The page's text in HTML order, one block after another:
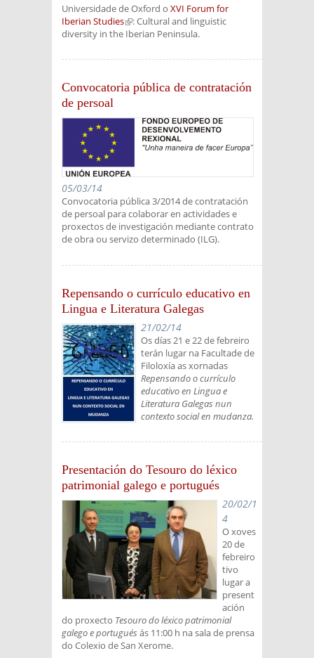
Universidade de Oxford o XVI Forum for
Iberian Studies(link is external)
: Cultural and linguistic
diversity in the Iberian Peninsula.
Convocatoria pública de contratación
de persoal
05/03/14
Convocatoria pública 3/2014 de contratación
de persoal para colaborar en actividades e
proxectos de investigación mediante contrato
de obra ou servizo determinado (ILG).
Repensando o currículo educativo en
Lingua e Literatura Galegas
21/02/14
Os días 21 e 22 de febreiro
terán lugar na Facultade de
Filoloxía as xornadas
Repensando o currículo
educativo en Lingua e
Literatura Galegas nun
contexto social en mudanza.
Presentación do Tesouro do léxico
patrimonial galego e portugués
20/02/1
4
O xoves
20 de
febreiro
tivo
lugar a
present
ación
do proxecto Tesouro do léxico patrimonial
galego e portugués ás 11:00 h na sala de prensa
do Colexio de San Xerome.